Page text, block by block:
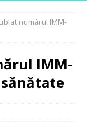
numărul IMM-
IMM-